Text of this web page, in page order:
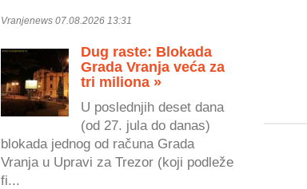
Vranjenews 07.08.2026 13:31
Dug raste: Blokada
Grada Vranja veća za
tri miliona »
U poslednjih deset dana
(od 27. jula do danas)
blokada jednog od računa Grada
Vranja u Upravi za Trezor (koji podleže
fi...